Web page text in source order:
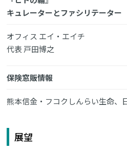
キュレーターとファシリテーター
オフィス エイ・エイチ
代表 戸田博之
保険窓販情報
熊本信金・フコクしんらい生命、
展望